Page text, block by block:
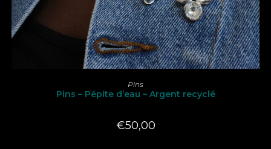
CHOIX DES OPTIONS
Ce
produit
a
plusieurs
options
peuvent
Pins
Pins – Pépite d’eau – Argent recyclé
€50,00